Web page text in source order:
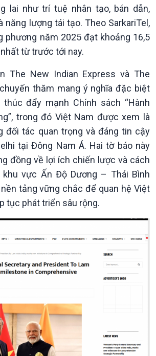
Nông nghiệp & Biển đảo
Tin Nông nghiệp & Biển
đảo
Mùa vàng
Biển đảo Việt Nam
Tìm hiểu biển, đảo Việt
Nam
lai như trí tuệ nhân tạo, bán dẫn,
năng lượng tái tạo. Theo SarkariTel,
phương năm 2025 đạt khoảng 16,5
từ trước tới nay.
The New Indian Express và The
thăm mang ý nghĩa đặc biệt
đẩy mạnh Chính sách “Hành
trong đó Việt Nam được xem là
đối tác quan trọng và đáng tin cậy
tại Đông Nam Á. Hai tờ báo này
đồng về lợi ích chiến lược và cách
vực Ấn Độ Dương – Thái Bình
tảng vững chắc để quan hệ Việt
tục phát triển sâu rộng.